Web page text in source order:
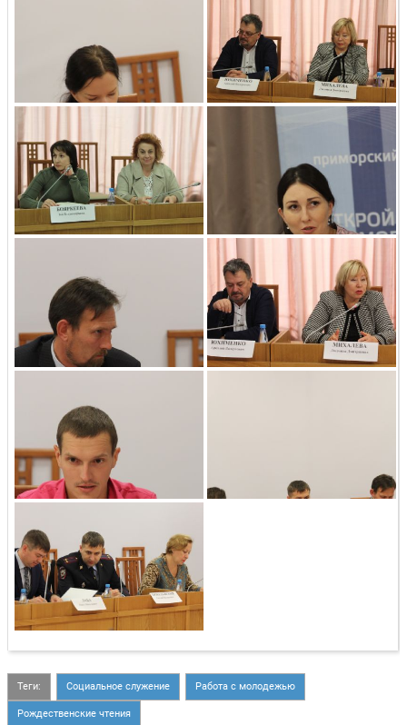
Теги: Социальное служение Работа с молодежью
Рождественские чтения